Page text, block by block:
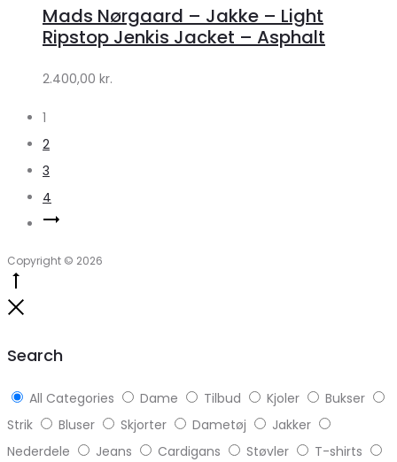
Lykke
by
Lykke
Mads Nørgaard – Jakke – Light
Ripstop Jenkis Jacket – Asphalt
2.400,00 kr.
1
2
3
4
Copyright © 2026
Search
All Categories Dame Tilbud Kjoler
Bukser
Strik
Bluser Skjorter Dametøj
Jakker
Nederdele
Jeans Cardigans Støvler
T-shirts